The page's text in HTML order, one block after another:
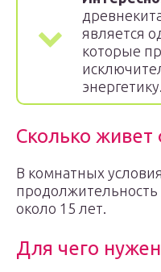
является
которые
энергетику.
Сколько живет
В комнатных
продолжительность
около 15 лет.
Для чего